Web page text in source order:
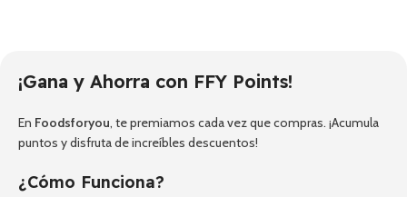
¡Gana y Ahorra con FFY Points!
En Foodsforyou, te premiamos cada vez que compras. ¡Acumula
puntos y disfruta de increíbles descuentos!
¿Cómo Funciona?